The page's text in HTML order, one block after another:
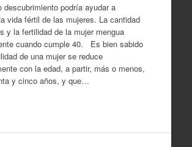
descubrimiento podría ayudar a
vida fértil de las mujeres. La cantidad
y la fertilidad de la mujer mengua
cuando cumple 40. Es bien sabido
de una mujer se reduce
con la edad, a partir, más o menos,
y cinco años, y que…